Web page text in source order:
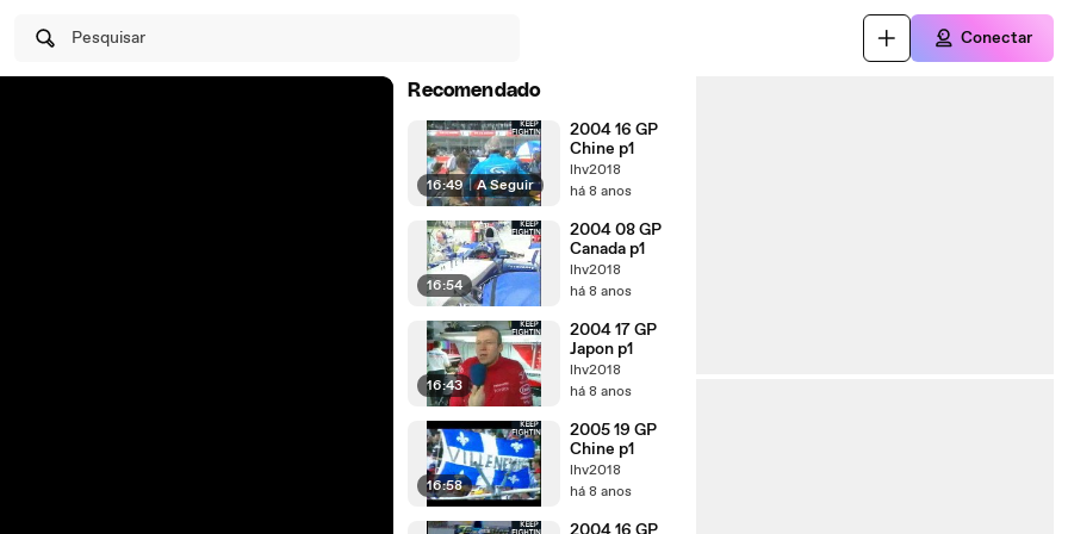
Pesquisar Conectar
Recomendado
16:49 | A Seguir
2004 16 GP
Chine p1
lhv2018
há 8 anos
16:54
2004 08 GP
Canada p1
lhv2018
há 8 anos
16:43
2004 17 GP
Japon p1
lhv2018
há 8 anos
16:58
2005 19 GP
Chine p1
lhv2018
há 8 anos